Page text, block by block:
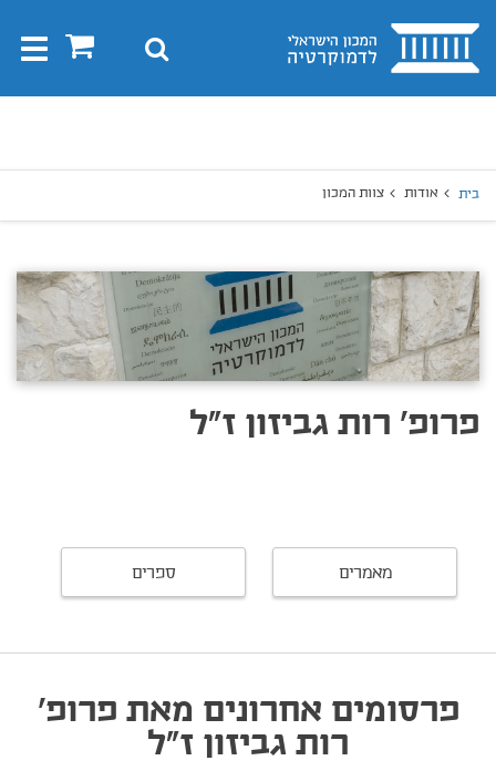
בית 0 חיפוש
בית אודות צוות המכון
פרופ' רות גביזון ז"ל
מאמרים ספרים
פרסומים אחרונים מאת פרופ'
רות גביזון ז"ל